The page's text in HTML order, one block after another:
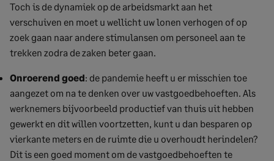
Toch is de dynamiek op de arbeidsmarkt aan het
verschuiven en moet u wellicht uw lonen verhogen of op
zoek gaan naar andere stimulansen om personeel aan te
trekken zodra de zaken beter gaan.
Onroerend goed: de pandemie heeft u er misschien toe
aangezet om na te denken over uw vastgoedbehoeften. Als
werknemers bijvoorbeeld productief van thuis uit hebben
gewerkt en dit willen voortzetten, kunt u dan besparen op
vierkante meters en de ruimte die u overhoudt herindelen?
Dit is een goed moment om de vastgoedbehoeften te